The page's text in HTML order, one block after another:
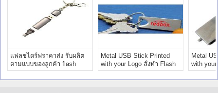
แฟลชไดร์ฟราคาส่ง รับผลิต
ตามแบบของลูกค้า flash
drive โลหะ ออกแบบได้
Metal USB Stick Printed
with your Logo สั่งทำ Flash
Drive ติดโลโก้
Metal
with
แฟลชได